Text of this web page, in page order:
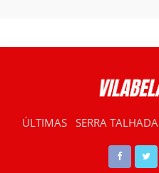
ÚLTIMAS SERRA TALHADA